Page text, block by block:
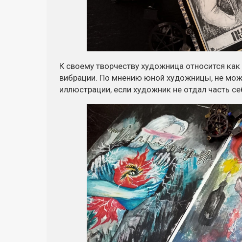
К своему творчеству художница относится
вибрации. По мнению юной художницы, не
иллюстрации, если художник не отдал часть